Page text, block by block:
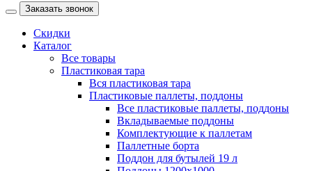
Заказать звонок
Скидки
Каталог
Все товары
Пластиковая тара
Вся пластиковая тара
Пластиковые паллеты, поддоны
Все пластиковые паллеты, поддоны
Вкладываемые поддоны
Комплектующие к паллетам
Паллетные борта
Поддон для бутылей 19 л